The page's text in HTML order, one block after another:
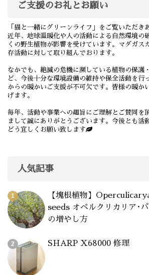
ご支援のお礼とお願い
「猫と一緒にグリーンライフ」をご覧いただき
近年、地球温暖化や人の活動による自然環境の
くの野生植物が影響を受けています。マダガス
存活動に対して取り組んでおります。
なかでも、絶滅の危機に瀕している植物の保護
ど、今後十分な環境設備の維持や保全活動を行
からの暖かいご支援が不可欠です。皆様の暖か
げます。
毎年、活動や事業への趣旨にご理解とご賛同を
まして誠にありがとうございます。今後とも活
どう宜しくお願い致します
人気記事
【塊根植物】
seeds オペルクリカリア･
の増やし方
SHARP X68000 修理